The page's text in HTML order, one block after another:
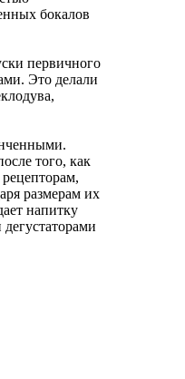
бокалов
первичного
Это делали
того, как
размерам их
напитку